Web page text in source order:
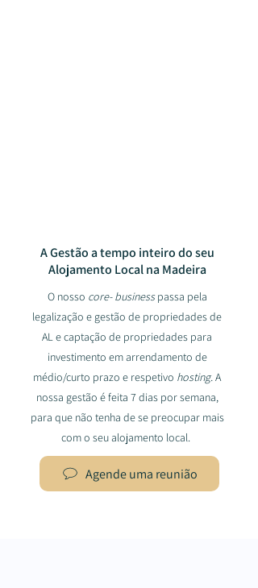
A Gestão a tempo inteiro do seu
Alojamento Local na Madeira
O nosso core- businesspassa pela
legalização e gestão de propriedades de
AL e captação de propriedades para
investimento em arrendamento de
médio/curto prazo e respetivo hosting.A
nossa gestão é feita 7 dias por semana,
para que não tenha de se preocupar mais
com o seu alojamento local.
Agende uma reunião